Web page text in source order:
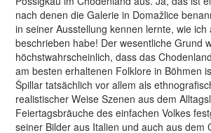
nach denen die Galerie in Domažlice
in seiner Ausstellung kennen lernte, wie ich
beschrieben habe! Der wesentliche Grund
höchstwahrscheinlich, dass das
am besten erhaltenen Folklore in Böhmen
Špillar tatsächlich vor allem als
realistischer Weise Szenen aus dem
Feiertagsbräuche des einfachen Volkes
seiner Bilder aus Italien und auch aus dem